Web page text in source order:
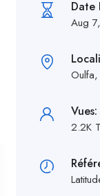
Date
Aug
Vues:
2.2K